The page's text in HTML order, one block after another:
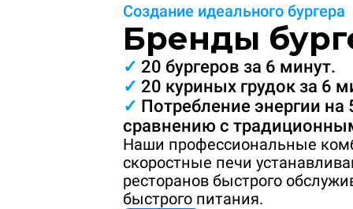
Создание идеального бургера
Бренды
✓ 20 бургеров за 6 минут.
✓ 20 куриных грудок за 6
✓ Потребление энергии
сравнению с
Наши профессиональные
скоростные печи
ресторанов быстрого
быстрого питания.